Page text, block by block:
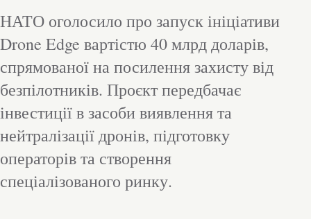
НАТО оголосило про запуск ініціативи
Drone Edge вартістю 40 млрд доларів,
спрямованої на посилення захисту від
безпілотників. Проєкт передбачає
інвестиції в засоби виявлення та
нейтралізації дронів, підготовку
операторів та створення
спеціалізованого ринку.